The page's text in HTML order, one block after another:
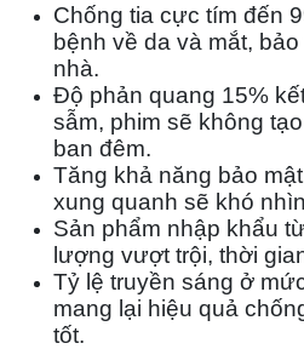
Chống tia cực tím đến
bệnh về da và mắt,
nhà.
Độ phản quang 15%
sẫm, phim sẽ không
ban đêm.
Tăng khả năng bảo
xung quanh sẽ khó
Sản phẩm nhập khẩu
lượng vượt trội, thời
Tỷ lệ truyền sáng ở
mang lại hiệu quả
tốt.